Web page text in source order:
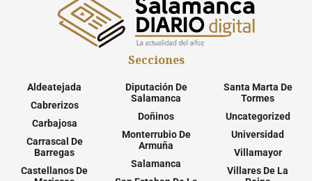
Secciones
Aldeatejada
Cabrerizos
Carbajosa
Carrascal De
Barregas
Castellanos De
Diputación De
Salamanca
Doñinos
Monterrubio De
Armuña
Salamanca
Santa Marta De
Tormes
Uncategorized
Universidad
Villamayor
Villares De La